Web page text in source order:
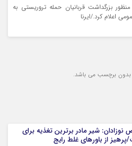
بزرگداشت قربانیان حمله تروریستی به
اعلام کرد./ایرنا
برچسب می باشد.
شیر مادر برترین تغذیه برای
پرهیز از باورهای غلط رایج